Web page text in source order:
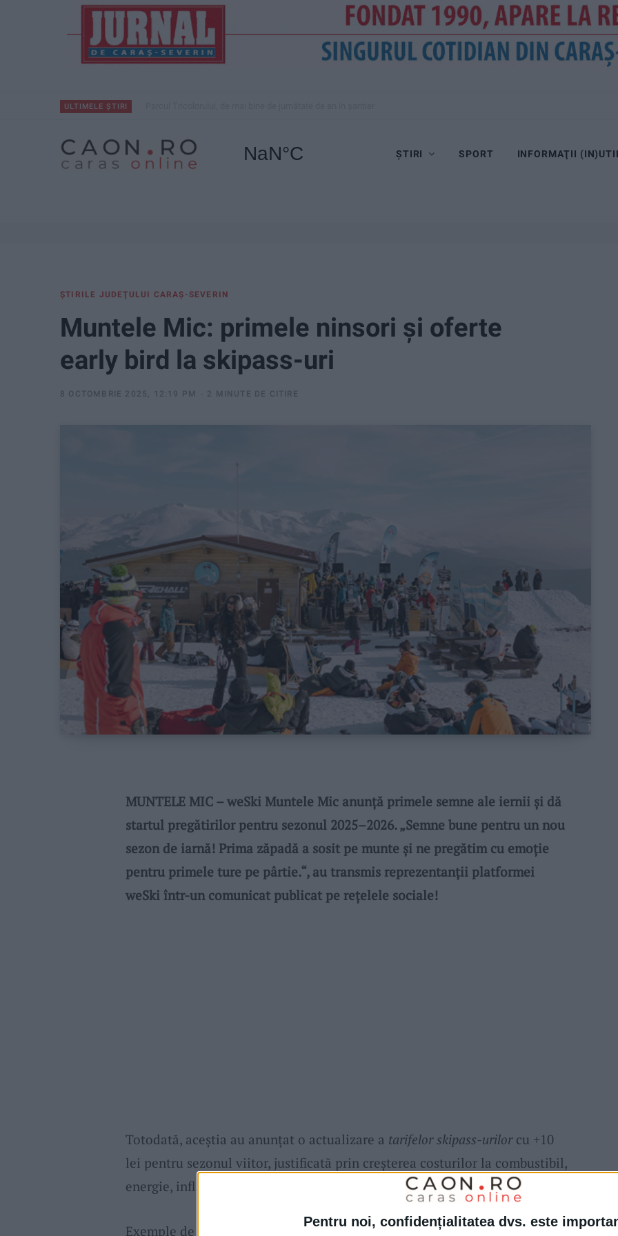
Pentru noi, confidențialitatea dvs. este
ULTIMELE ȘTIRI
ȘTIRI SPORT INFORMAŢII
ŞTIRILE JUDEŢULUI CARAŞ-SEVERIN
Muntele Mic: primele ninsori și oferte
early bird la skipass-uri
8 OCTOMBRIE 2025, 12:19 PM 2 MINUTE DE CITIRE
MUNTELE MIC – weSki Muntele Mic anunță primele semne ale iernii și dă
startul pregătirilor pentru sezonul 2025–2026. „Semne bune pentru un nou
sezon de iarnă! Prima zăpadă a sosit pe munte și ne pregătim cu emoție
pentru primele ture pe pârtie.“, au transmis reprezentanții platformei
weSki într-un comunicat publicat pe rețelele sociale!
Totodată, aceștia au anunțat o actualizare a tarifelor skipass-urilorcu +10
lei pentru sezonul viitor, justificată prin creșterea costurilor la combustibil,
energie, inflație și TVA.
Exemple de pentru sezonul 2025–2026 (Nordica & Vâlsanu): skipass 1